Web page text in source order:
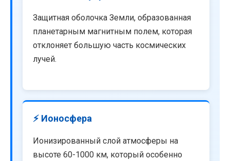
Защитная оболочка Земли, образованная
планетарным магнитным полем, которая
отклоняет большую часть космических
лучей.
⚡ Ионосфера
Ионизированный слой атмосферы на
высоте 60-1000 км, который особенно